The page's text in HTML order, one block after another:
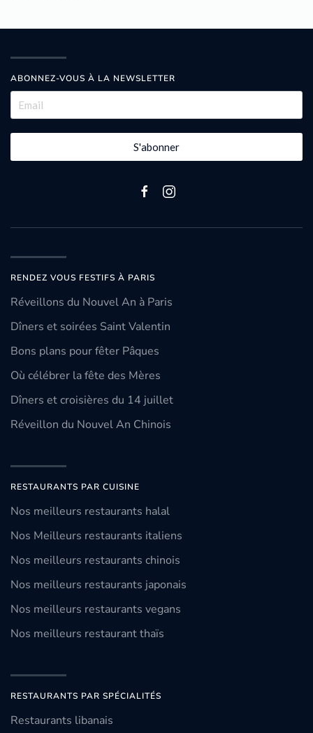
ABONNEZ-VOUS À LA NEWSLETTER
S'abonner
RENDEZ VOUS FESTIFS À PARIS
Réveillons du Nouvel An à Paris
Dîners et soirées Saint Valentin
Bons plans pour fêter Pâques
Où célébrer la fête des Mères
Dîners et croisières du 14 juillet
Réveillon du Nouvel An Chinois
RESTAURANTS PAR CUISINE
Nos meilleurs restaurants halal
Nos Meilleurs restaurants italiens
Nos meilleurs restaurants chinois
Nos meilleurs restaurants japonais
Nos meilleurs restaurants vegans
Nos meilleurs restaurant thaïs
RESTAURANTS PAR SPÉCIALITÉS
Restaurants libanais